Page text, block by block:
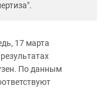
17 марта
По данным